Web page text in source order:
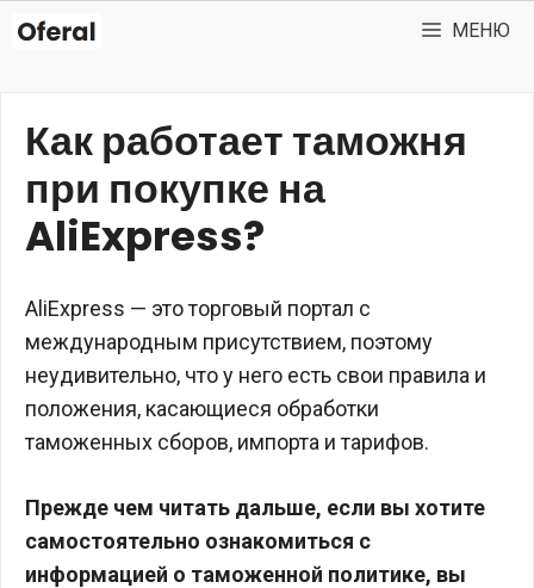
Перейти
МЕНЮ
Как работает таможня
при покупке на
AliExpress?
AliExpress — это торговый портал с
международным присутствием, поэтому
неудивительно, что у него есть свои правила и
положения, касающиеся обработки
таможенных сборов, импорта и тарифов.
Прежде чем читать дальше, если вы хотите
самостоятельно ознакомиться с
информацией о таможенной политике, вы